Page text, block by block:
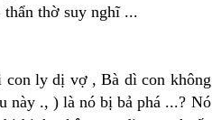
thờ suy nghĩ ...
con ly dị vợ , Bà dì con không
này ., ) là nó bị bả phá ...? Nó